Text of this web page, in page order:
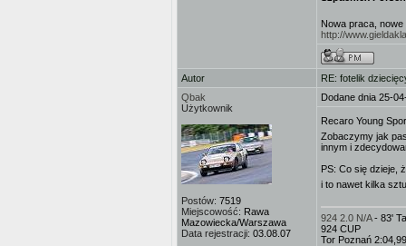
Nowa praca,
http://
Autor
RE: fotelik
Qbak
Użytkownik
Postów: 7519
Miejscowość: Rawa
Mazowiecka/Warszawa
Data rejestracji: 03.08.07
Dodane dnia 25-
Recaro Young
Zobaczymy jak
innym i
PS: Co się dzieje,
i to nawet kilka
924 2.0 N/A- 83'
924 CUP
Tor Poznań